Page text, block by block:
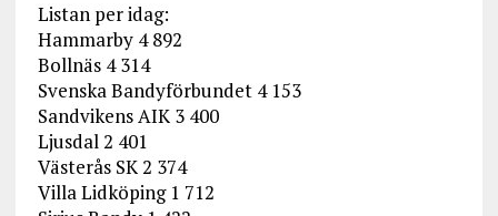
Listan per idag:
Hammarby 4 892
Bollnäs 4 314
Svenska Bandyförbundet 4 153
Sandvikens AIK 3 400
Ljusdal 2 401
Västerås SK 2 374
Villa Lidköping 1 712